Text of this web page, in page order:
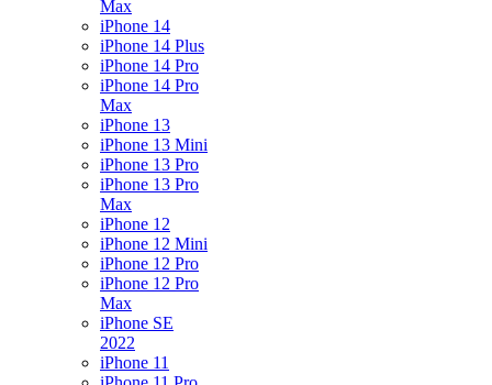
Max
iPhone 14
iPhone 14 Plus
iPhone 14 Pro
iPhone 14 Pro
Max
iPhone 13
iPhone 13 Mini
iPhone 13 Pro
iPhone 13 Pro
Max
iPhone 12
iPhone 12 Mini
iPhone 12 Pro
iPhone 12 Pro
Max
iPhone SE
2022
iPhone 11